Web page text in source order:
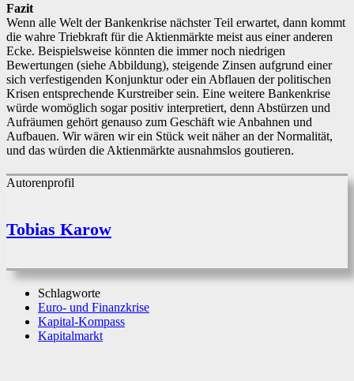
Fazit
Wenn alle Welt der Bankenkrise nächster Teil erwartet, dann kommt
die wahre Triebkraft für die Aktienmärkte meist aus einer anderen
Ecke. Beispielsweise könnten die immer noch niedrigen
Bewertungen (siehe Abbildung), steigende Zinsen aufgrund einer
sich verfestigenden Konjunktur oder ein Abflauen der politischen
Krisen entsprechende Kurstreiber sein. Eine weitere Bankenkrise
würde womöglich sogar positiv interpretiert, denn Abstürzen und
Aufräumen gehört genauso zum Geschäft wie Anbahnen und
Aufbauen. Wir wären wir ein Stück weit näher an der Normalität,
und das würden die Aktienmärkte ausnahmslos goutieren.
Autorenprofil
Tobias Karow
Schlagworte
Euro- und Finanzkrise
Kapital-Kompass
Kapitalmarkt